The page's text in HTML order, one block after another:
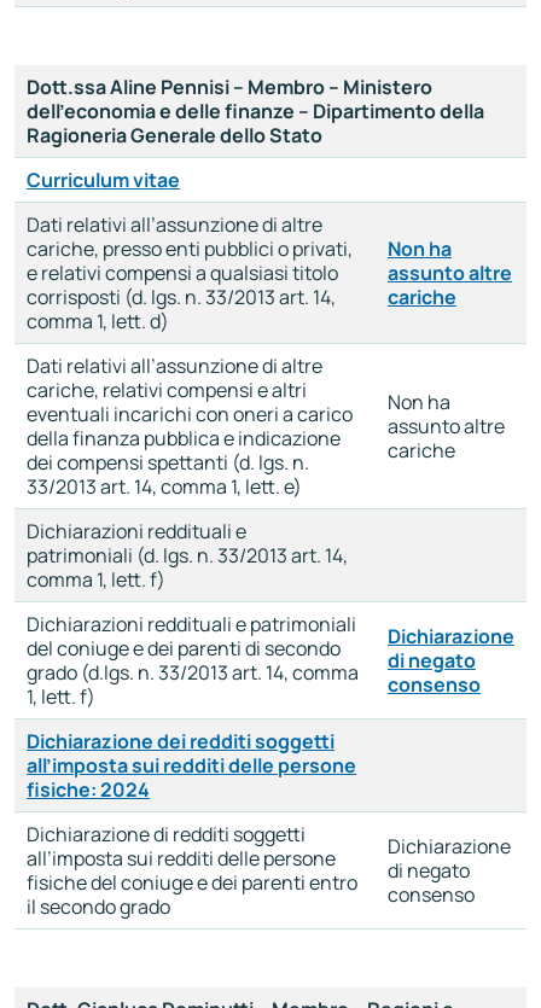
Dott.ssa Aline Pennisi – Membro – Ministero
dell’economia e delle finanze – Dipartimento della
Ragioneria Generale dello Stato
Curriculum vitae
Dati relativi all’assunzione di altre
cariche, presso enti pubblici o privati,
e relativi compensi a qualsiasi titolo
corrisposti (d. lgs. n. 33/2013 art. 14,
comma 1, lett. d)
Non ha
assunto altre
cariche
Dati relativi all’assunzione di altre
cariche, relativi compensi e altri
eventuali incarichi con oneri a carico
della finanza pubblica e indicazione
dei compensi spettanti (d. lgs. n.
33/2013 art. 14, comma 1, lett. e)
Non ha
assunto altre
cariche
Dichiarazioni reddituali e
patrimoniali (d. lgs. n. 33/2013 art. 14,
comma 1, lett. f)
Dichiarazioni reddituali e patrimoniali
del coniuge e dei parenti di secondo
grado (d.lgs. n. 33/2013 art. 14, comma
1, lett. f)
Dichiarazione
di negato
consenso
Dichiarazione dei redditi soggetti
all’imposta sui redditi delle persone
fisiche: 2024
Dichiarazione di redditi soggetti
all’imposta sui redditi delle persone
fisiche del coniuge e dei parenti entro
il secondo grado
Dichiarazione
di negato
consenso